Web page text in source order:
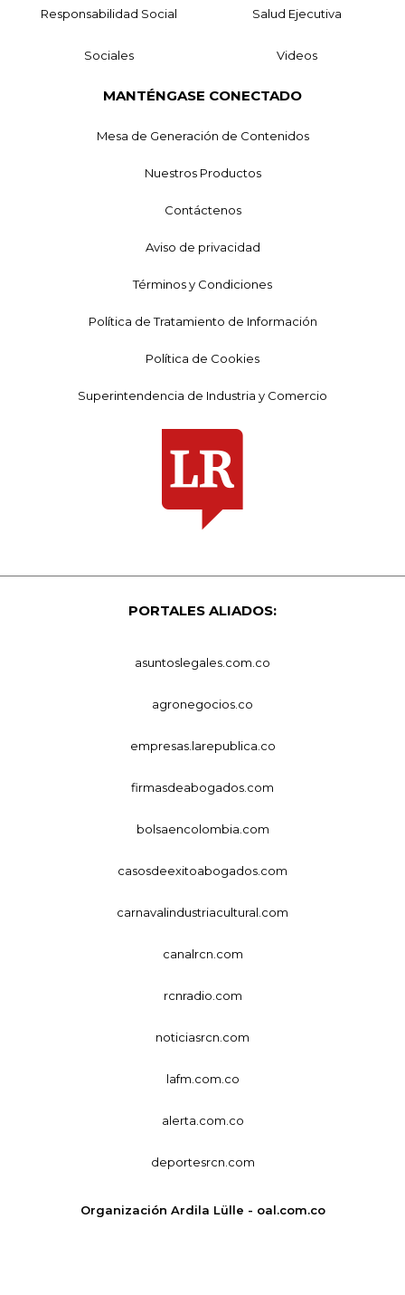
Responsabilidad Social Salud Ejecutiva
Sociales Videos
MANTÉNGASE CONECTADO
Mesa de Generación de Contenidos
Nuestros Productos
Contáctenos
Aviso de privacidad
Términos y Condiciones
Política de Tratamiento de Información
Política de Cookies
Superintendencia de Industria y Comercio
PORTALES ALIADOS:
asuntoslegales.com.co
agronegocios.co
empresas.larepublica.co
firmasdeabogados.com
bolsaencolombia.com
casosdeexitoabogados.com
carnavalindustriacultural.com
canalrcn.com
rcnradio.com
noticiasrcn.com
lafm.com.co
alerta.com.co
deportesrcn.com
Organización Ardila Lülle - oal.com.co